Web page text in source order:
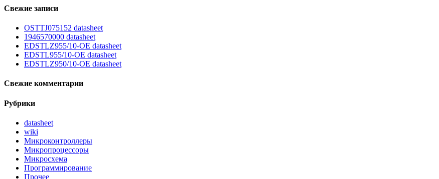
Свежие записи
OSTTJ075152 datasheet
1946570000 datasheet
EDSTLZ955/10-OE datasheet
EDSTL955/10-OE datasheet
EDSTLZ950/10-OE datasheet
Свежие комментарии
Рубрики
datasheet
wiki
Микроконтроллеры
Микропроцессоры
Микросхема
Программирование
Прочее